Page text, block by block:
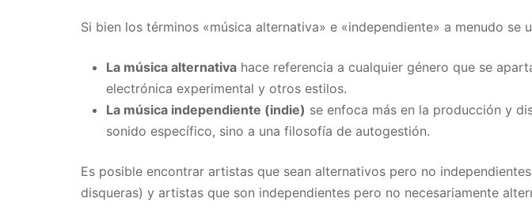
Si bien los términos «música alternativa» e «independiente» a menudo
La música alternativa hace referencia a cualquier género que se
electrónica experimental y otros estilos.
La música independiente (indie) se enfoca más en la producción y
sonido específico, sino a una filosofía de autogestión.
Es posible encontrar artistas que sean alternativos pero no
disqueras) y artistas que son independientes pero no necesariamente